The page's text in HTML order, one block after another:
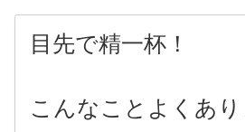
目先で精一杯！
こんなことよくあ